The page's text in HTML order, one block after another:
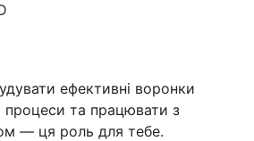
ефективні воронки
процеси та працювати з
— ця роль для тебе.